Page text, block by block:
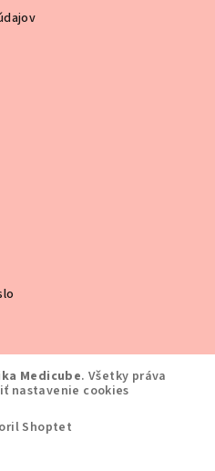
Medicube. Všetky práva
nastavenie cookies
Shoptet